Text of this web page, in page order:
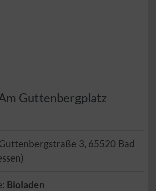
Guttenbergplatz
3 65520 Bad
)
Bioladen